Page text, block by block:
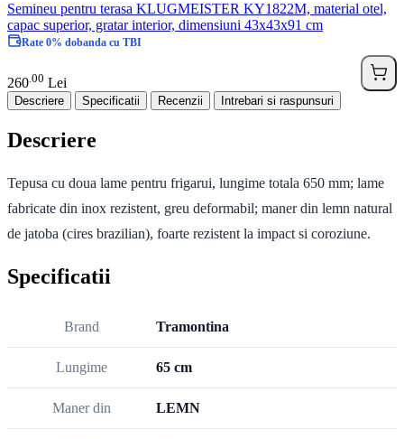
Semineu pentru terasa KLUGMEISTER KY1822M, material otel,
capac superior, gratar interior, dimensiuni 43x43x91 cm
Rate 0% dobanda cu TBI
260 00 Lei
Descriere Specificatii Recenzii Intrebari si raspunsuri
Descriere
Tepusa cu doua lame pentru frigarui, lungime totala 650 mm; lame
fabricate din inox rezistent, greu deformabil; maner din lemn natural
de jatoba (cires brazilian), foarte rezistent la impact si coroziune.
Specificatii
Brand Tramontina
Lungime 65 cm
Maner din LEMN